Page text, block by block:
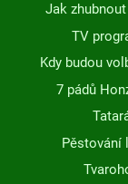
Jak zhubnout
TV
Kdy budou
7 pádů
Pěstování